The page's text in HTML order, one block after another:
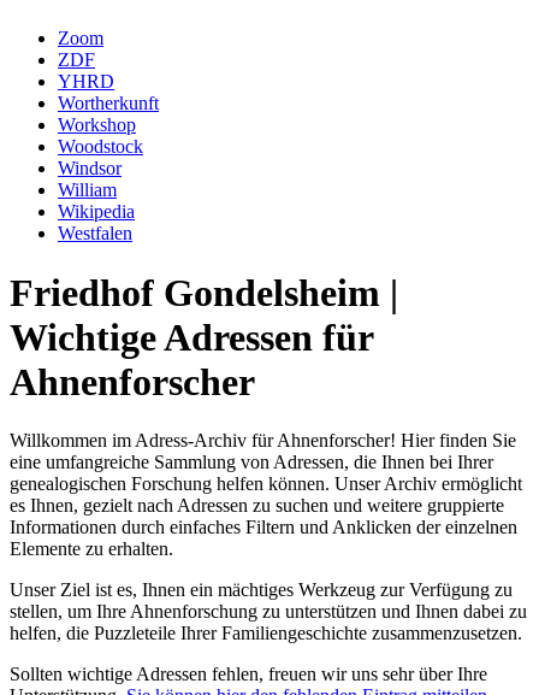
Zoom
ZDF
YHRD
Wortherkunft
Workshop
Woodstock
Windsor
William
Wikipedia
Westfalen
Friedhof Gondelsheim |
Wichtige Adressen für
Ahnenforscher
Willkommen im Adress-Archiv für Ahnenforscher! Hier finden Sie
eine umfangreiche Sammlung von Adressen, die Ihnen bei Ihrer
genealogischen Forschung helfen können. Unser Archiv ermöglicht
es Ihnen, gezielt nach Adressen zu suchen und weitere gruppierte
Informationen durch einfaches Filtern und Anklicken der einzelnen
Elemente zu erhalten.
Unser Ziel ist es, Ihnen ein mächtiges Werkzeug zur Verfügung zu
stellen, um Ihre Ahnenforschung zu unterstützen und Ihnen dabei zu
helfen, die Puzzleteile Ihrer Familiengeschichte zusammenzusetzen.
Sollten wichtige Adressen fehlen, freuen wir uns sehr über Ihre